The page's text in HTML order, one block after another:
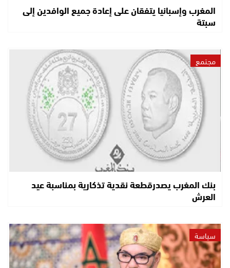
المغرب وإسبانيا يتفقان على إعادة جميع الوافدين إلى
سبتة
مجتمع
بنك المغرب يصدرقطعة نقدية تذكارية بمناسبة عيد
العرش
سياسة